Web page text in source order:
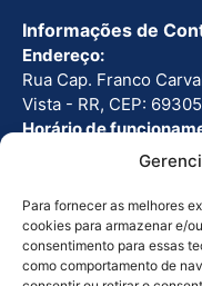
Para fornecer as melhores
cookies para armazenar e/
consentimento para essas
como comportamento de
Informações de
Endereço:
Rua Cap. Franco
Vista - RR, CEP:
Horário de
Seg - Sex: 8h as 12h |
(95) 3224-2766
Outros Links
Ouvidoria